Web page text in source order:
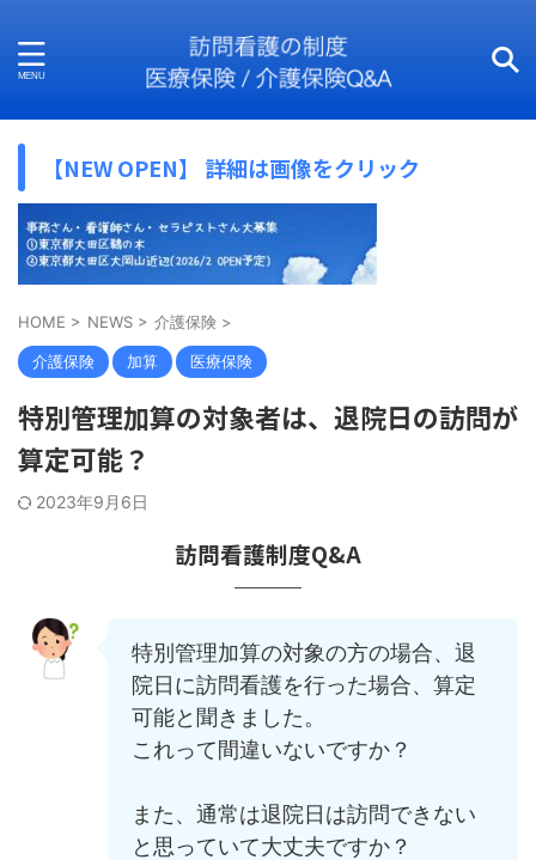
【NEW OPEN】 詳細は画像をクリック
HOME > NEWS > 介護保険 >
介護保険 加算 医療保険
特別管理加算の対象者は、退院日の訪問が
算定可能？
2023年9月6日
訪問看護制度Q&A
特別管理加算の対象の方の場合、退
院日に訪問看護を行った場合、算定
可能と聞きました。
これって間違いないですか？
また、通常は退院日は訪問できない
と思っていて大丈夫ですか？